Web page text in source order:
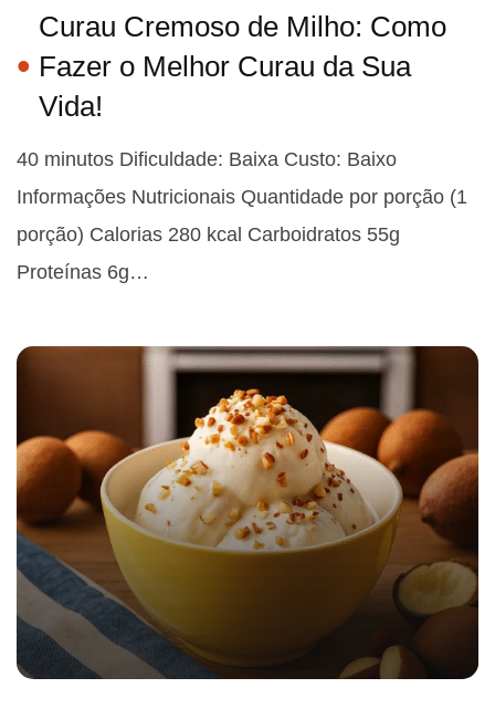
Curau Cremoso de Milho: Como
Fazer o Melhor Curau da Sua
Vida!
40 minutos Dificuldade: Baixa Custo: Baixo
Informações Nutricionais Quantidade por porção (1
porção) Calorias 280 kcal Carboidratos 55g
Proteínas 6g…